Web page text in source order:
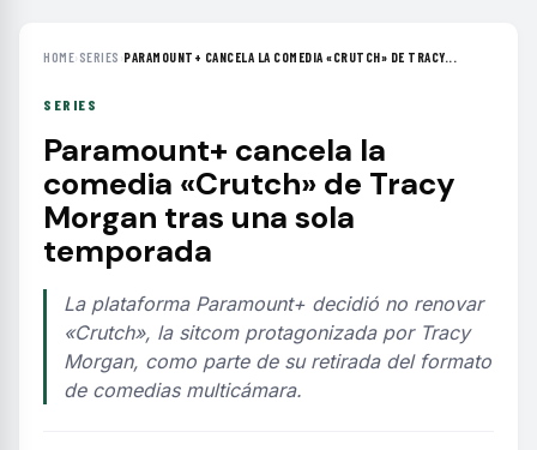
HOME› SERIES ›PARAMOUNT+ CANCELA LA COMEDIA «CRUTCH» DE TRACY...
SERIES
Paramount+ cancela la
comedia «Crutch» de Tracy
Morgan tras una sola
temporada
La plataforma Paramount+ decidió no renovar
«Crutch», la sitcom protagonizada por Tracy
Morgan, como parte de su retirada del formato
de comedias multicámara.